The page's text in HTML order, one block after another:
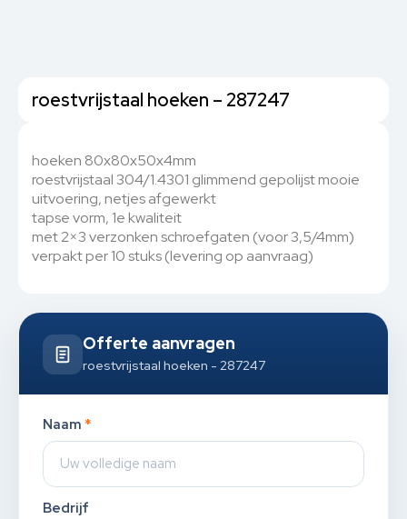
roestvrijstaal hoeken – 287247
hoeken 80x80x50x4mm
roestvrijstaal 304/1.4301 glimmend gepolijst mooie
uitvoering, netjes afgewerkt
tapse vorm, 1e kwaliteit
met 2×3 verzonken schroefgaten (voor 3,5/4mm)
verpakt per 10 stuks (levering op aanvraag)
Offerte aanvragen
roestvrijstaal hoeken - 287247
Naam *
Bedrijf